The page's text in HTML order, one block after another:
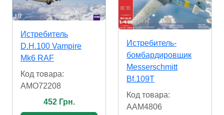
Истребитель
D.H.100 Vampire
Mk6 RAF
Код товара:
AMO72208
452 Грн.
Истребитель-
бомбардировщик
Messerschmitt
Bf.109T
Код товара:
AAM4806